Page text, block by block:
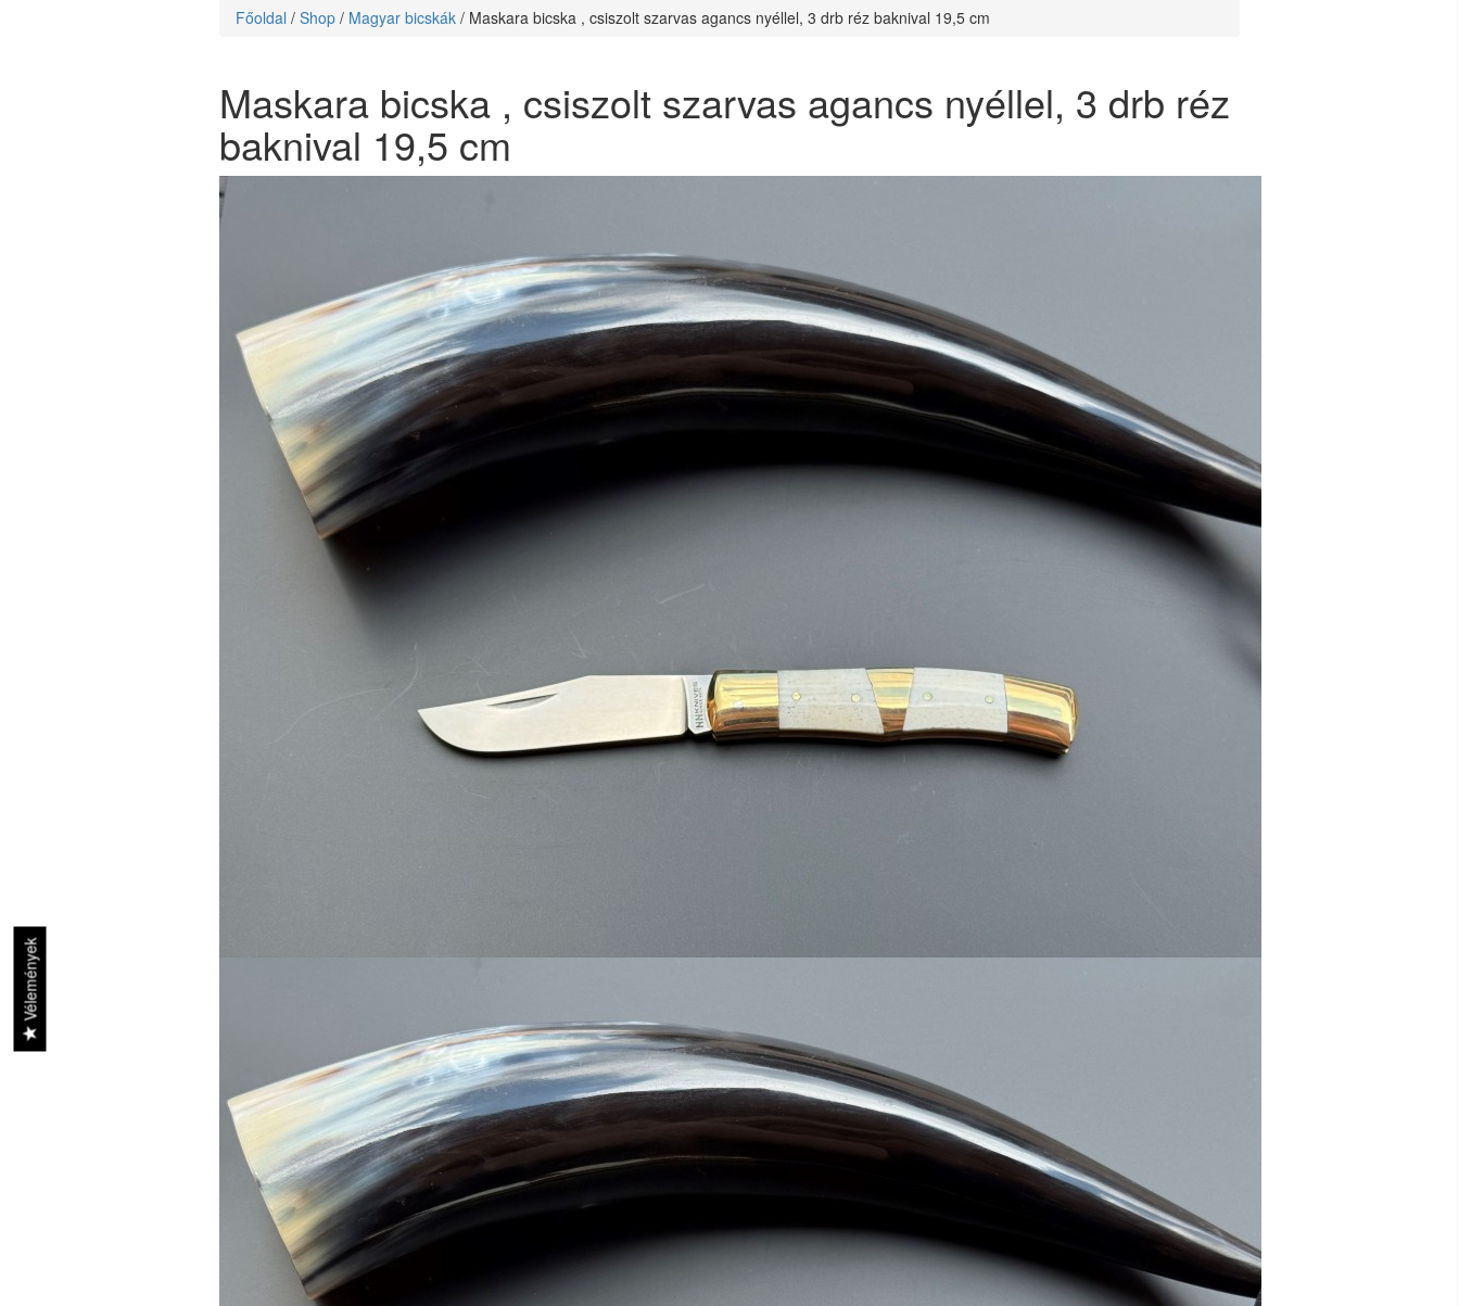
Főoldal / Shop / Magyar bicskák / Maskara bicska , csiszolt szarvas agancs nyéllel, 3 drb réz baknival 19,5 cm
Maskara bicska , csiszolt szarvas agancs nyéllel, 3 drb réz
baknival 19,5 cm
Vélemények